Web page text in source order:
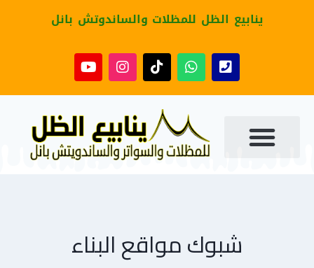
ينابيع الظل للمظلات والساندوتش بانل
شبوك مواقع البناء